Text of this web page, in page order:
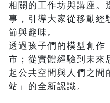
相關的工作坊與講座。
事，引導大家從移動經
節與趣味。
透過孩子們的模型創作
市；從實體經驗到未來
起公共空間與人們之間